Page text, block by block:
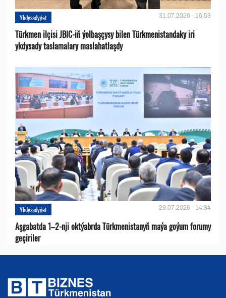
Ykdysadyýet 31.07.2026 - 16:53
Türkmen ilçisi JBIC-iň ýolbaşçysy bilen Türkmenistandaky iri
ykdysady taslamalary maslahatlaşdy
Ykdysadyýet 29.07.2026 - 14:34
Aşgabatda 1–2-nji oktýabrda Türkmenistanyň maýa goýum forumy
geçiriler